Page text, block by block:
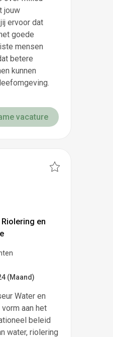
jouw
ervoor dat
goede
mensen
betere
kunnen
vacature
en
(Maand)
Water en
aan het
beleid
water, riolering